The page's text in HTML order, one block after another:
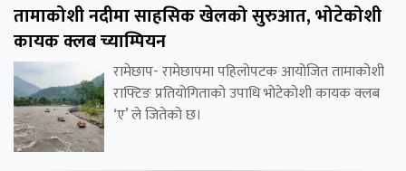
तामाकोशी नदीमा साहसिक खेलको सुरुआत, भोटेकोशी
कायक क्लब च्याम्पियन
रामेछाप- रामेछापमा पहिलोपटक आयोजित तामाकोशी
राफ्टिङ प्रतियोगिताको उपाधि भोटेकोशी कायक क्लब
‘ए’ ले जितेको छ।